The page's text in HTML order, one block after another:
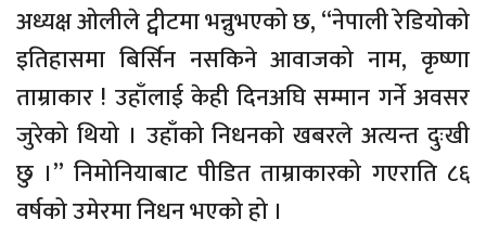
अध्यक्ष ओलीले ट्वीटमा भन्नुभएको छ, “नेपाली रेडियोको
इतिहासमा बिर्सिन नसकिने आवाजको नाम, कृष्णा
ताम्राकार ! उहाँलाई केही दिनअघि सम्मान गर्ने अवसर
जुरेको थियो । उहाँको निधनको खबरले अत्यन्त दुःखी
छु ।” निमोनियाबाट पीडित ताम्राकारको गएराति ८६
वर्षको उमेरमा निधन भएको हो ।